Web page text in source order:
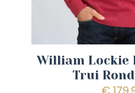
William Lockie
Trui